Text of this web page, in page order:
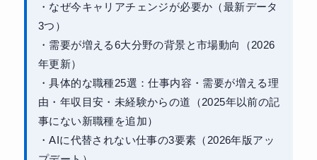
・なぜ今キャリアチェンジが必要か（最新データ
3つ）
・需要が増える6大分野の背景と市場動向（2026
年更新）
・具体的な職種25選：仕事内容・需要が増える理
由・年収目安・未経験からの道（2025年以前の記
事にない新職種を追加）
・AIに代替されない仕事の3要素（2026年版アッ